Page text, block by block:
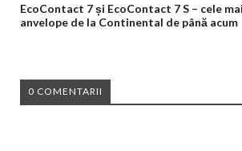
EcoContact 7 și EcoContact 7 S – cele
anvelope de la Continental de până acum
0 COMENTARII